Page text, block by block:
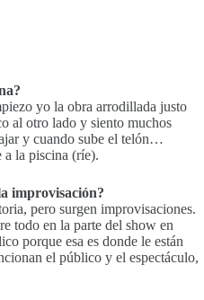
yo la obra arrodillada justo
al otro lado y siento muchos
y cuando sube el telón…
a la piscina (ríe).
improvisación?
pero surgen improvisaciones.
todo en la parte del show en
porque esa es donde le están
el público y el espectáculo,